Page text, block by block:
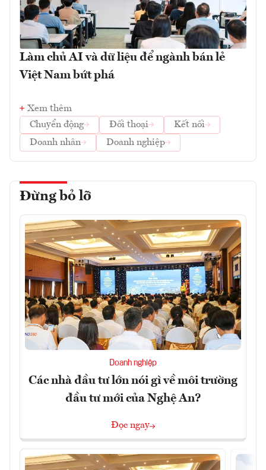
Làm chủ AI và dữ liệu để ngành bán lẻ
Việt Nam bứt phá
Xem thêm
Chuyển động
Đối thoại
Kết nối
Doanh nhân
Doanh nghiệp
Đừng bỏ lỡ
Doanh nghiệp
Các nhà đầu tư lớn nói gì về môi trường
đầu tư mới của Nghệ An?
Đọc ngay